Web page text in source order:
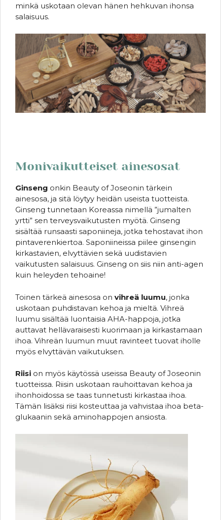
minkä uskotaan olevan hänen hehkuvan ihonsa
salaisuus.
Monivaikutteiset ainesosat
Ginseng onkin Beauty of Joseonin tärkein
ainesosa, ja sitä löytyy heidän useista tuotteista.
Ginseng tunnetaan Koreassa nimellä ”jumalten
yrtti” sen terveysvaikutusten myötä. Ginseng
sisältää runsaasti saponiineja, jotka tehostavat ihon
pintaverenkiertoa. Saponiineissa piilee ginsengin
kirkastavien, elvyttävien sekä uudistavien
vaikutusten salaisuus. Ginseng on siis niin anti-agen
kuin heleyden tehoaine!
Toinen tärkeä ainesosa on vihreä luumu, jonka
uskotaan puhdistavan kehoa ja mieltä. Vihreä
luumu sisältää luontaisia AHA-happoja, jotka
auttavat hellävaraisesti kuorimaan ja kirkastamaan
ihoa. Vihreän luumun muut ravinteet tuovat iholle
myös elvyttävän vaikutuksen.
Riisi on myös käytössä useissa Beauty of Joseonin
tuotteissa. Riisin uskotaan rauhoittavan kehoa ja
ihonhoidossa se taas tunnetusti kirkastaa ihoa.
Tämän lisäksi riisi kosteuttaa ja vahvistaa ihoa beta-
glukaanin sekä aminohappojen ansiosta.